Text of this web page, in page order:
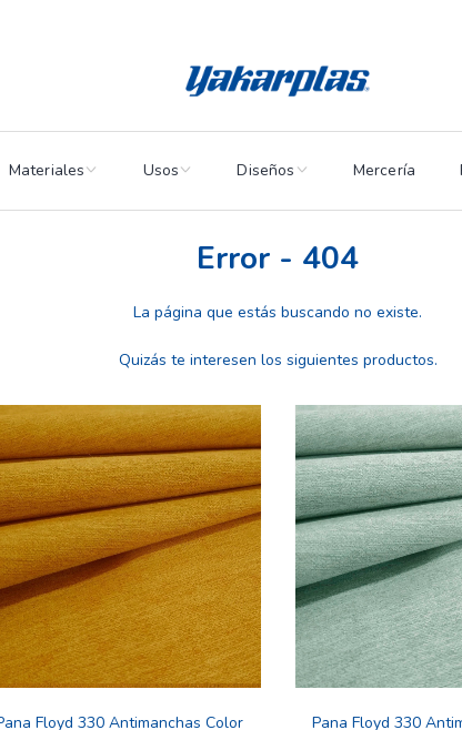
Materiales Usos Diseños Mercería
Error - 404
La página que estás buscando no existe.
Quizás te interesen los siguientes productos.
Floyd 330 Antimanchas Color
Pana Floyd 330